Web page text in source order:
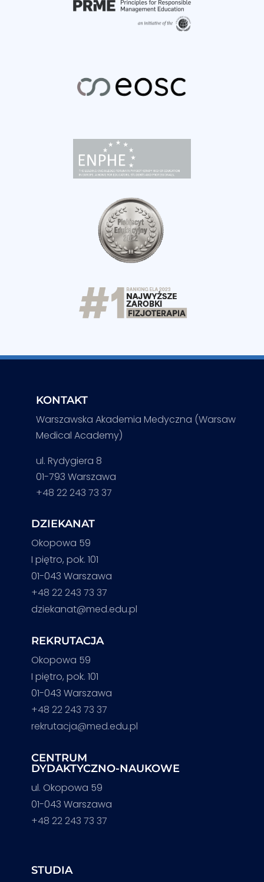
KONTAKT
Warszawska Akademia Medyczna (Warsaw
Medical Academy)
ul. Rydygiera 8
01-793 Warszawa
+48 22 243 73 37
DZIEKANAT
Okopowa 59
I piętro, pok. 101
01-043 Warszawa
+48 22 243 73 37
dziekanat@med.edu.pl
REKRUTACJA
Okopowa 59
I piętro, pok. 101
01-043 Warszawa
+48 22 243 73 37
rekrutacja@med.edu.pl
CENTRUM
DYDAKTYCZNO-NAUKOWE
ul. Okopowa 59
01-043 Warszawa
+48 22 243 73 37
STUDIA